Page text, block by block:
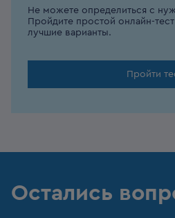
Не можете определиться с
Пройдите простой онлайн-
лучшие варианты.
Пройти
Остались